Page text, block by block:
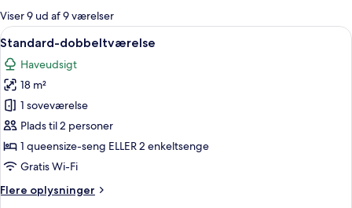
for
værelser
Viser 9 ud af 9 værelser
Indlæs
alle
billeder
af
Standard-
dobbeltværelse
Et lille enkeltværelse med balkon og
4
Standard-dobbeltværelse
Haveudsigt
18 m²
1 soveværelse
Plads til 2 personer
1 queensize-seng ELLER 2 enkeltsenge
Gratis Wi-Fi
Flere oplysninger
Flere